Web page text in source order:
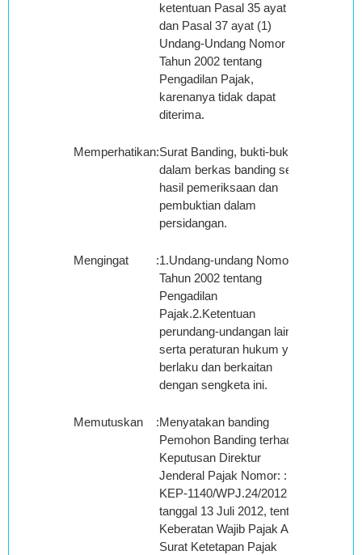
ketentuan Pasal 35 ayat (2)
dan Pasal 37 ayat (1)
Undang-Undang Nomor 14
Tahun 2002 tentang
Pengadilan Pajak,
karenanya tidak dapat
diterima.
Memperhatikan:Surat Banding, bukti-bukti
dalam berkas banding serta
hasil pemeriksaan dan
pembuktian dalam
persidangan.
Mengingat :1.Undang-undang Nomor 14
Tahun 2002 tentang
Pengadilan
Pajak.2.Ketentuan
perundang-undangan lainya
serta peraturan hukum yang
berlaku dan berkaitan
dengan sengketa ini.
Memutuskan :Menyatakan banding
Pemohon Banding terhadap
Keputusan Direktur
Jenderal Pajak Nomor: :
KEP-1140/WPJ.24/2012
tanggal 13 Juli 2012, tentang
Keberatan Wajib Pajak Atas
Surat Ketetapan Pajak